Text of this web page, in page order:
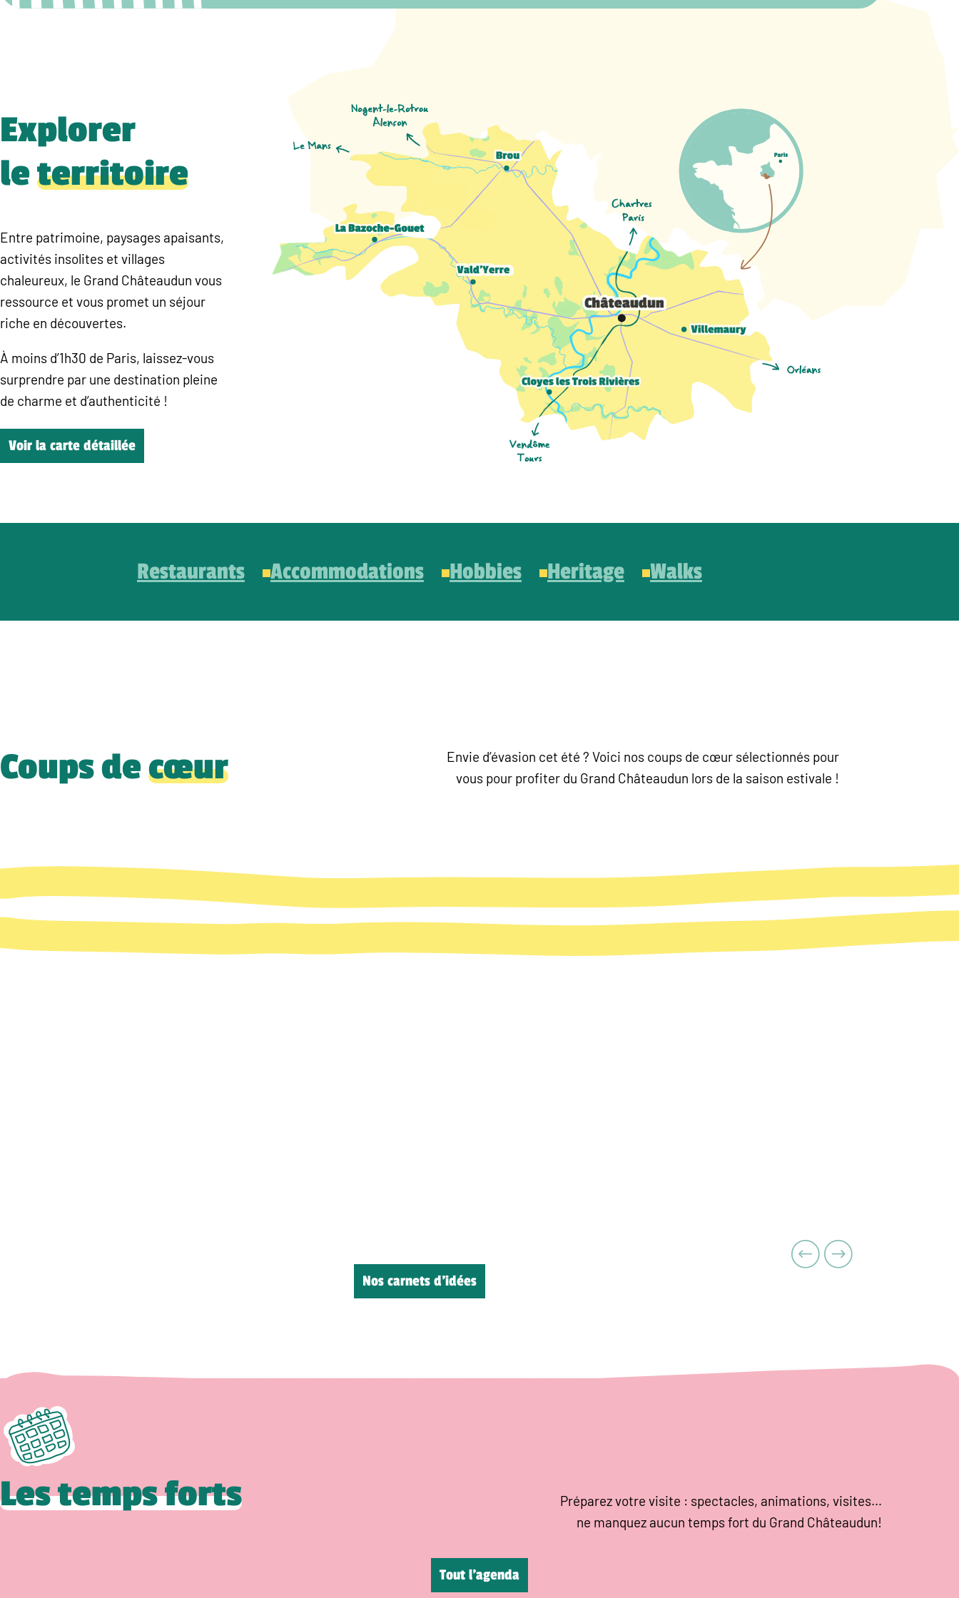
Explorer
leterritoire
Entre patrimoine, paysages apaisants,
activités insolites et villages
chaleureux, le Grand Châteaudun vous
ressource et vous promet un séjour
riche en découvertes.
À moins d’1h30 de Paris, laissez-vous
surprendre par une destination pleine
de charme et d’authenticité !
Voir la carte détaillée
Restaurants Accommodations Hobbies Heritage Walks
Coups decœur
Envie d’évasion cet été ? Voici nos coups de cœur sélectionnés pour
vous pour profiter du Grand Châteaudun lors de la saison estivale !
Nos carnets d’idées
Les temps forts
Préparez votre visite : spectacles, animations, visites…
ne manquez aucun temps fort du Grand Châteaudun!
Tout l’agenda